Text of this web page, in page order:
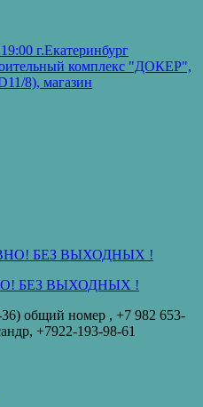
г.Екатеринбург
комплекс "ДОКЕР",
8), магазин
БЕЗ ВЫХОДНЫХ !
общий номер , ‪+7 982 653-
+7922-193-98-61